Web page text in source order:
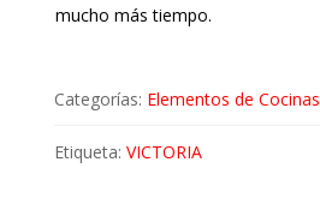
mucho más tiempo.
Categorías: Elementos de Cocinas
Etiqueta: VICTORIA